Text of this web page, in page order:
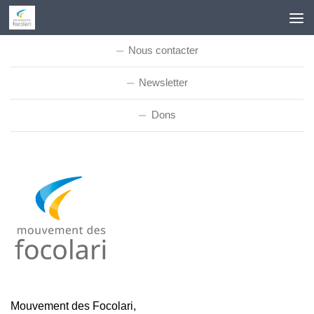
Skip to content
Nous contacter
Newsletter
Dons
Mouvement des Focolari,